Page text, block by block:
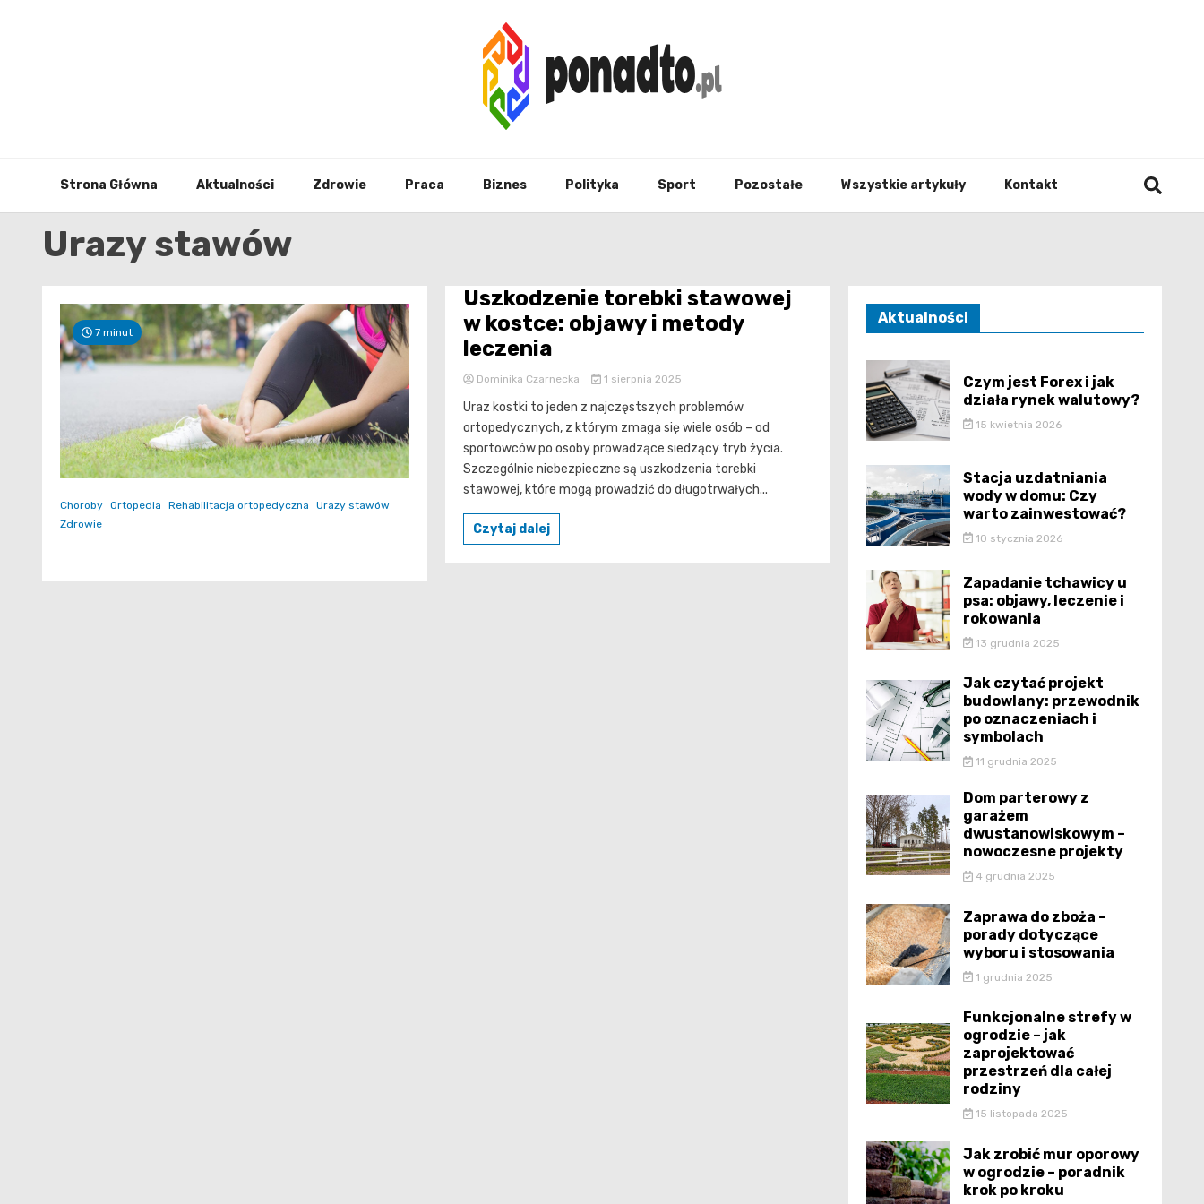
ponadto.pl
Strona Główna Aktualności Zdrowie Praca Biznes Polityka Sport Pozostałe Wszystkie artykuły Kontakt
Urazy stawów
7 minut
Choroby Ortopedia Rehabilitacja ortopedyczna
Urazy stawów
Zdrowie
Uszkodzenie torebki stawowej
w kostce: objawy i metody
leczenia
Dominika Czarnecka 1 sierpnia 2025
Uraz kostki to jeden z najczęstszych problemów
ortopedycznych, z którym zmaga się wiele osób – od
sportowców po osoby prowadzące siedzący tryb życia.
Szczególnie niebezpieczne są uszkodzenia torebki
stawowej, które mogą prowadzić do długotrwałych...
Czytaj dalej
Aktualności
Czym jest Forex i jak
działa rynek walutowy?
15 kwietnia 2026
Stacja uzdatniania
wody w domu: Czy
warto zainwestować?
10 stycznia 2026
Zapadanie tchawicy u
psa: objawy, leczenie i
rokowania
13 grudnia 2025
Jak czytać projekt
budowlany: przewodnik
po oznaczeniach i
symbolach
11 grudnia 2025
Dom parterowy z
garażem
dwustanowiskowym –
nowoczesne projekty
4 grudnia 2025
Zaprawa do zboża –
porady dotyczące
wyboru i stosowania
1 grudnia 2025
Funkcjonalne strefy w
ogrodzie – jak
zaprojektować
przestrzeń dla całej
rodziny
15 listopada 2025
Jak zrobić mur oporowy
w ogrodzie – poradnik
krok po kroku